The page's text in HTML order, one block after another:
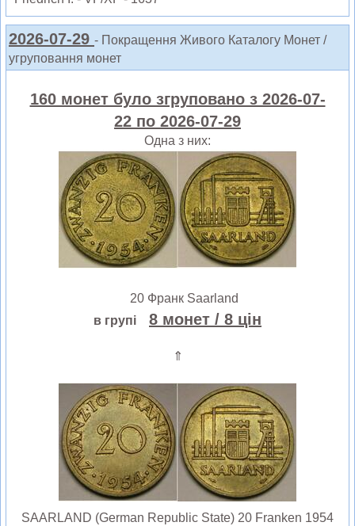
2026-07-29 - Покращення Живого Каталогу Монет /
угруповання монет
160 монет було згруповано з 2026-07-
22 по 2026-07-29
Одна з них:
20 Франк Saarland
в групі
8 монет / 8 цін
⇑
SAARLAND (German Republic State) 20 Franken 1954